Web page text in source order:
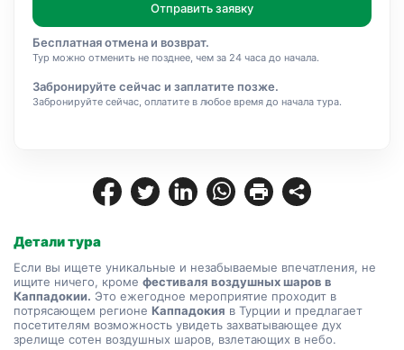
Детали тура
Если вы ищете уникальные и незабываемые впечатления, не
ищите ничего, кроме фестиваля воздушных шаров в
Каппадокии. Это ежегодное мероприятие проходит в
потрясающем регионе Каппадокия в Турции и предлагает
посетителям возможность увидеть захватывающее дух
зрелище сотен воздушных шаров, взлетающих в небо.
Отправить заявку
Бесплатная отмена и возврат.
Тур можно отменить не позднее, чем за 24 часа до начала.
Забронируйте сейчас и заплатите позже.
Забронируйте сейчас, оплатите в любое время до начала тура.